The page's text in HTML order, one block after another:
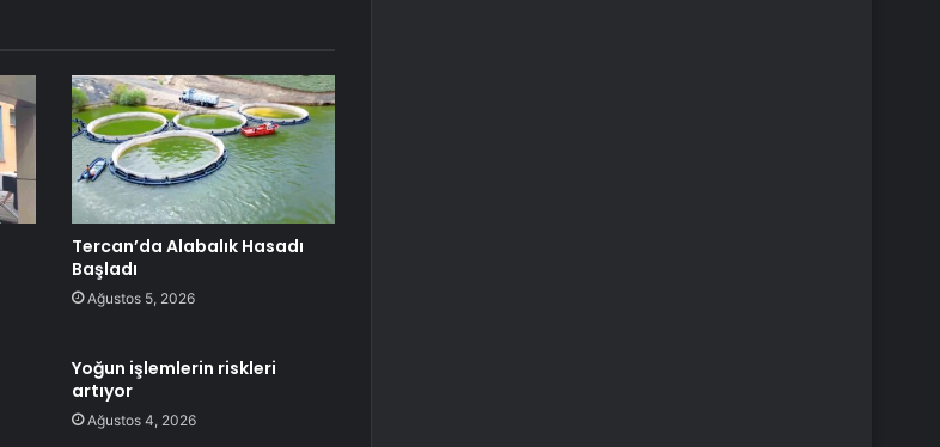
Tercan’da Alabalık Hasadı
Başladı
Ağustos 5, 2026
Yoğun işlemlerin riskleri
artıyor
Ağustos 4, 2026